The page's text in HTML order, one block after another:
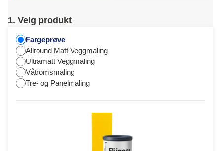
1. Velg produkt
Fargeprøve
Allround Matt Veggmaling
Ultramatt Veggmaling
Våtromsmaling
Tre- og Panelmaling